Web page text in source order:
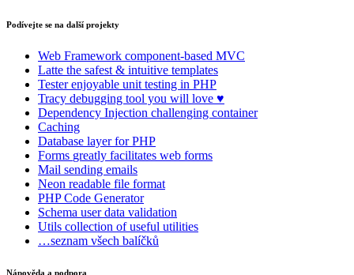
Podívejte se na další projekty
Web Framework component-based MVC
Latte the safest & intuitive templates
Testerenjoyable unit testing in PHP
Tracy debugging tool you will love ♥
Dependency Injection challenging container
Caching
Database layer for PHP
Forms greatly facilitates web forms
Mail sending emails
Neon readable file format
PHP Code Generator
Schema user data validation
Utils collection of useful utilities
…seznam všech balíčků
Nápověda a podpora